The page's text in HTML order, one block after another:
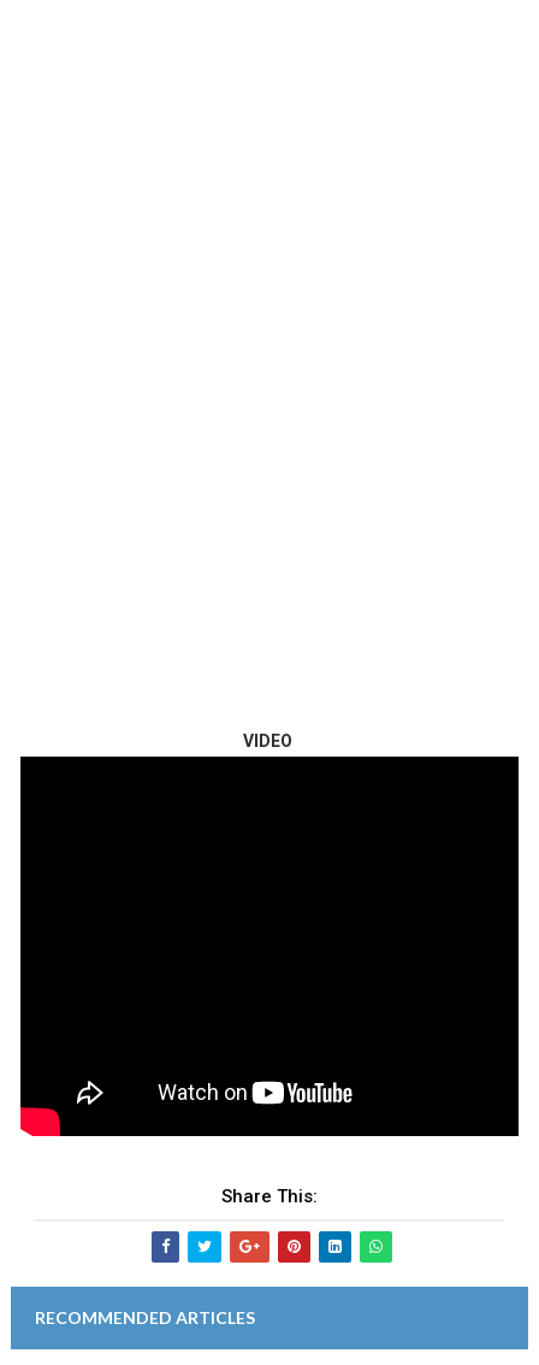
VIDEO
Share This:
RECOMMENDED ARTICLES